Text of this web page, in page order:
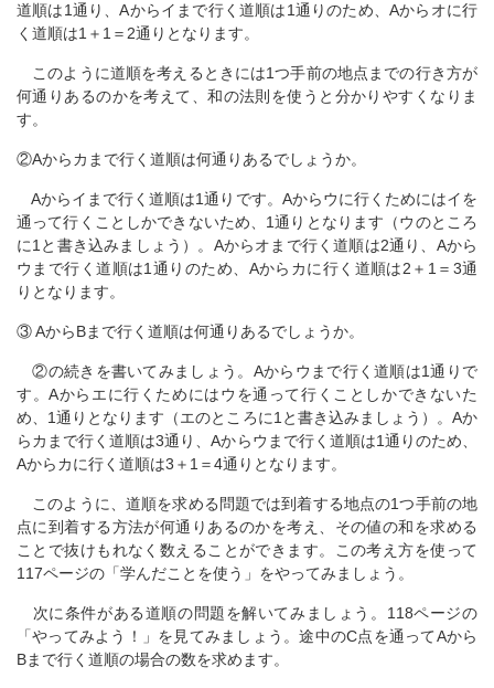
道順は1通り、Aからイまで行く道順は1通りのため、Aからオに行
く道順は1＋1＝2通りとなります。
このように道順を考えるときには1つ手前の地点までの行き方が
何通りあるのかを考えて、和の法則を使うと分かりやすくなりま
す。
②Aからカまで行く道順は何通りあるでしょうか。
Aからイまで行く道順は1通りです。Aからウに行くためにはイを
通って行くことしかできないため、1通りとなります（ウのところ
に1と書き込みましょう）。Aからオまで行く道順は2通り、Aから
ウまで行く道順は1通りのため、Aからカに行く道順は2＋1＝3通
りとなります。
③ AからBまで行く道順は何通りあるでしょうか。
②の続きを書いてみましょう。Aからウまで行く道順は1通りで
す。Aからエに行くためにはウを通って行くことしかできないた
め、1通りとなります（エのところに1と書き込みましょう）。Aか
らカまで行く道順は3通り、Aからウまで行く道順は1通りのため、
Aからカに行く道順は3＋1＝4通りとなります。
このように、道順を求める問題では到着する地点の1つ手前の地
点に到着する方法が何通りあるのかを考え、その値の和を求める
ことで抜けもれなく数えることができます。この考え方を使って
117ページの「学んだことを使う」をやってみましょう。
次に条件がある道順の問題を解いてみましょう。118ページの
「やってみよう！」を見てみましょう。途中のC点を通ってAから
Bまで行く道順の場合の数を求めます。